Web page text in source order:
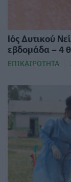
Ιός Δυτικού
εβδομάδα – 4
ΕΠΙΚΑΙΡΌΤΗΤΑ